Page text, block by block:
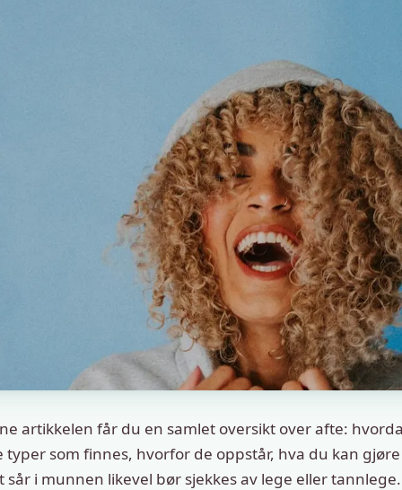
artikkelen får du en samlet oversikt over afte:
typer som finnes, hvorfor de oppstår, hva du kan
sår i munnen likevel bør sjekkes av lege eller